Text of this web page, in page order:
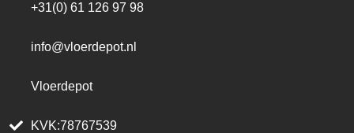
+31(0) 61 126 97 98
info@vloerdepot.nl
Vloerdepot
KVK:78767539